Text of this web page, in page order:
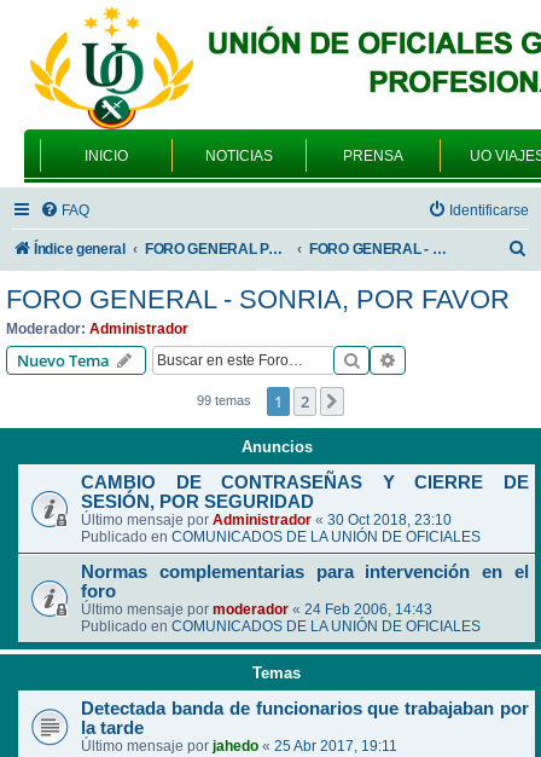
INICIO NOTICIAS PRENSA UO
FAQ Identificarse
Índice general FORO GENERAL PARA TODOS LOS USUARIOS FORO GENERAL - SONRIA, POR FAVOR
FORO GENERAL - SONRIA, POR FAVOR
Moderador: Administrador
Nuevo Tema Buscar
99 temas 1 2
Anuncios
CAMBIO DE CONTRASEÑAS Y CIERRE DE
SESIÓN, POR SEGURIDAD
Último mensaje por Administrador « 30 Oct 2018, 23:10
Publicado en COMUNICADOS DE LA UNIÓN DE OFICIALES
Normas complementarias para intervención en el
foro
Último mensaje por moderador « 24 Feb 2006, 14:43
Publicado en COMUNICADOS DE LA UNIÓN DE OFICIALES
Temas
Detectada banda de funcionarios que trabajaban por
la tarde
Último mensaje por jahedo « 25 Abr 2017, 19:11